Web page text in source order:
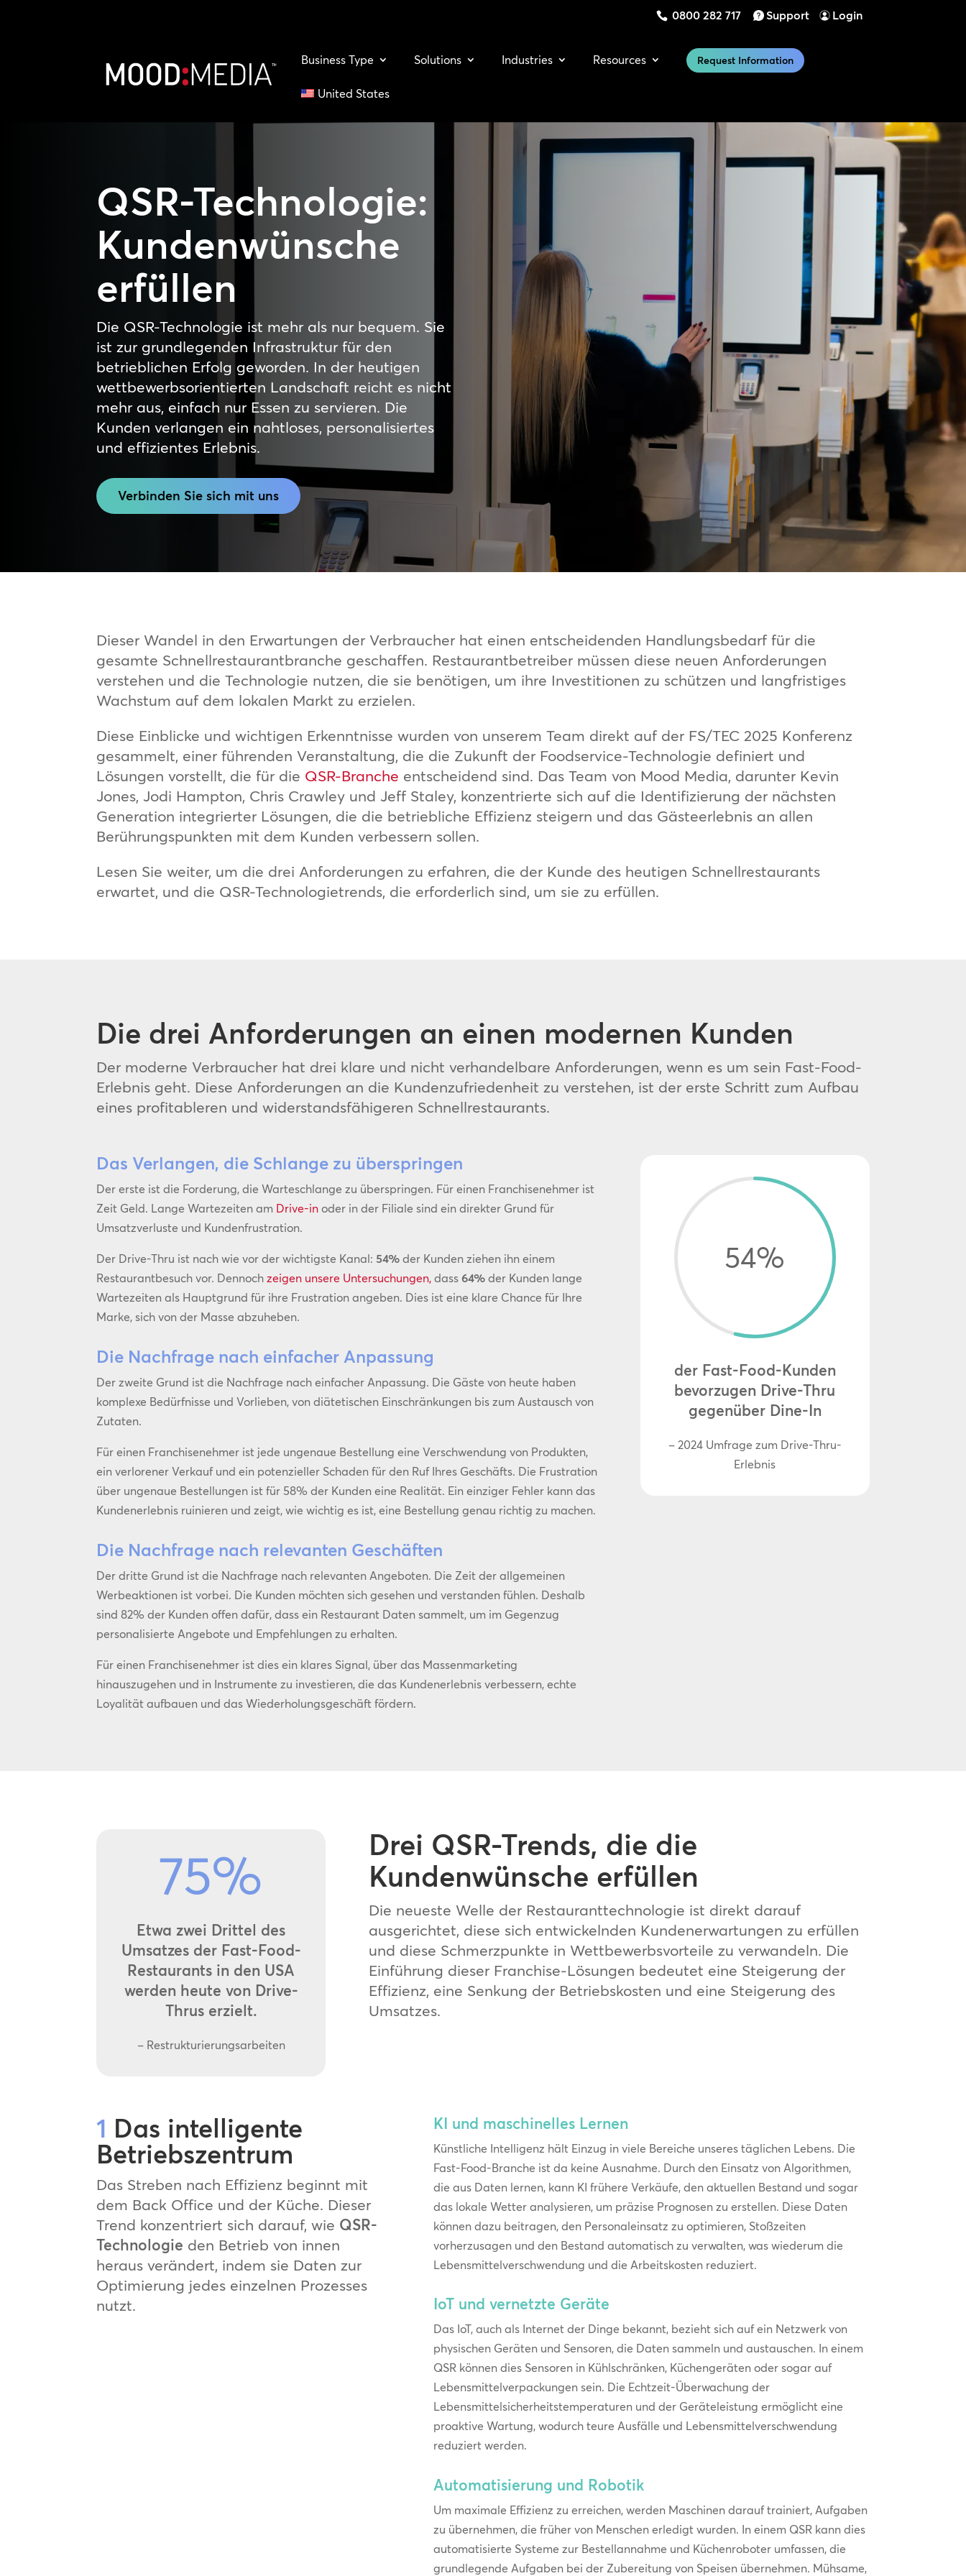
0800 282 717 Support Login
Business Type Solutions Industries Resources Request Information
United States
QSR-Technologie:
Kundenwünsche
erfüllen
Die QSR-Technologie ist mehr als nur bequem. Sie
ist zur grundlegenden Infrastruktur für den
betrieblichen Erfolg geworden. In der heutigen
wettbewerbsorientierten Landschaft reicht es nicht
mehr aus, einfach nur Essen zu servieren. Die
Kunden verlangen ein nahtloses, personalisiertes
und effizientes Erlebnis.
Verbinden Sie sich mit uns
Dieser Wandel in den Erwartungen der Verbraucher hat einen entscheidenden Handlungsbedarf für die
gesamte Schnellrestaurantbranche geschaffen. Restaurantbetreiber müssen diese neuen Anforderungen
verstehen und die Technologie nutzen, die sie benötigen, um ihre Investitionen zu schützen und langfristiges
Wachstum auf dem lokalen Markt zu erzielen.
Diese Einblicke und wichtigen Erkenntnisse wurden von unserem Team direkt auf der FS/TEC 2025 Konferenz
gesammelt, einer führenden Veranstaltung, die die Zukunft der Foodservice-Technologie definiert und
Lösungen vorstellt, die für die QSR-Branche entscheidend sind. Das Team von Mood Media, darunter Kevin
Jones, Jodi Hampton, Chris Crawley und Jeff Staley, konzentrierte sich auf die Identifizierung der nächsten
Generation integrierter Lösungen, die die betriebliche Effizienz steigern und das Gästeerlebnis an allen
Berührungspunkten mit dem Kunden verbessern sollen.
Lesen Sie weiter, um die drei Anforderungen zu erfahren, die der Kunde des heutigen Schnellrestaurants
erwartet, und die QSR-Technologietrends, die erforderlich sind, um sie zu erfüllen.
Die drei Anforderungen an einen modernen Kunden
Der moderne Verbraucher hat drei klare und nicht verhandelbare Anforderungen, wenn es um sein Fast-Food-
Erlebnis geht. Diese Anforderungen an die Kundenzufriedenheit zu verstehen, ist der erste Schritt zum Aufbau
eines profitableren und widerstandsfähigeren Schnellrestaurants.
Das Verlangen, die Schlange zu überspringen
Der erste ist die Forderung, die Warteschlange zu überspringen. Für einen Franchisenehmer ist
Zeit Geld. Lange Wartezeiten am Drive-in oder in der Filiale sind ein direkter Grund für
Umsatzverluste und Kundenfrustration.
Der Drive-Thru ist nach wie vor der wichtigste Kanal: 54% der Kunden ziehen ihn einem
Restaurantbesuch vor. Dennochzeigen unsere Untersuchungen, dass 64% der Kunden lange
Wartezeiten als Hauptgrund für ihre Frustration angeben. Dies ist eine klare Chance für Ihre
Marke, sich von der Masse abzuheben.
Die Nachfrage nach einfacher Anpassung
Der zweite Grund ist die Nachfrage nach einfacher Anpassung. Die Gäste von heute haben
komplexe Bedürfnisse und Vorlieben, von diätetischen Einschränkungen bis zum Austausch von
Zutaten.
Für einen Franchisenehmer ist jede ungenaue Bestellung eine Verschwendung von Produkten,
ein verlorener Verkauf und ein potenzieller Schaden für den Ruf Ihres Geschäfts. Die Frustration
über ungenaue Bestellungen ist für 58% der Kunden eine Realität. Ein einziger Fehler kann das
Kundenerlebnis ruinieren und zeigt, wie wichtig es ist, eine Bestellung genau richtig zu machen.
Die Nachfrage nach relevanten Geschäften
Der dritte Grund ist die Nachfrage nach relevanten Angeboten. Die Zeit der allgemeinen
Werbeaktionen ist vorbei. Die Kunden möchten sich gesehen und verstanden fühlen. Deshalb
sind 82% der Kunden offen dafür, dass ein Restaurant Daten sammelt, um im Gegenzug
personalisierte Angebote und Empfehlungen zu erhalten.
Für einen Franchisenehmer ist dies ein klares Signal, über das Massenmarketing
hinauszugehen und in Instrumente zu investieren, die das Kundenerlebnis verbessern, echte
Loyalität aufbauen und das Wiederholungsgeschäft fördern.
54%
der Fast-Food-Kunden
bevorzugen Drive-Thru
gegenüber Dine-In
– 2024 Umfrage zum Drive-Thru-
Erlebnis
75%
Etwa zwei Drittel des
Umsatzes der Fast-Food-
Restaurants in den USA
werden heute von Drive-
Thrus erzielt.
– Restrukturierungsarbeiten
Drei QSR-Trends, die die
Kundenwünsche erfüllen
Die neueste Welle der Restauranttechnologie ist direkt darauf
ausgerichtet, diese sich entwickelnden Kundenerwartungen zu erfüllen
und diese Schmerzpunkte in Wettbewerbsvorteile zu verwandeln. Die
Einführung dieser Franchise-Lösungen bedeutet eine Steigerung der
Effizienz, eine Senkung der Betriebskosten und eine Steigerung des
Umsatzes.
1 Das intelligente
Betriebszentrum
Das Streben nach Effizienz beginnt mit
dem Back Office und der Küche. Dieser
Trend konzentriert sich darauf, wie QSR-
Technologie den Betrieb von innen
heraus verändert, indem sie Daten zur
Optimierung jedes einzelnen Prozesses
nutzt.
KI und maschinelles Lernen
Künstliche Intelligenz hält Einzug in viele Bereiche unseres täglichen Lebens. Die
Fast-Food-Branche ist da keine Ausnahme. Durch den Einsatz von Algorithmen,
die aus Daten lernen, kann KI frühere Verkäufe, den aktuellen Bestand und sogar
das lokale Wetter analysieren, um präzise Prognosen zu erstellen. Diese Daten
können dazu beitragen, den Personaleinsatz zu optimieren, Stoßzeiten
vorherzusagen und den Bestand automatisch zu verwalten, was wiederum die
Lebensmittelverschwendung und die Arbeitskosten reduziert.
IoT und vernetzte Geräte
Das IoT, auch als Internet der Dinge bekannt, bezieht sich auf ein Netzwerk von
physischen Geräten und Sensoren, die Daten sammeln und austauschen. In einem
QSR können dies Sensoren in Kühlschränken, Küchengeräten oder sogar auf
Lebensmittelverpackungen sein. Die Echtzeit-Überwachung der
Lebensmittelsicherheitstemperaturen und der Geräteleistung ermöglicht eine
proaktive Wartung, wodurch teure Ausfälle und Lebensmittelverschwendung
reduziert werden.
Automatisierung und Robotik
Um maximale Effizienz zu erreichen, werden Maschinen darauf trainiert, Aufgaben
zu übernehmen, die früher von Menschen erledigt wurden. In einem QSR kann dies
automatisierte Systeme zur Bestellannahme und Küchenroboter umfassen, die
grundlegende Aufgaben bei der Zubereitung von Speisen übernehmen. Mühsame,